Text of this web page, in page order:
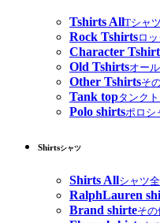
Tshirts AllTシャ
Rock Tshirtsロ
Character
Old Tshirtsオー
Other Tshirtsそ
Tank topタンク
Polo shirtsポロシ
Shirtsシャツ
Shirts Allシャツ
RalphLauren
Brand shirteそ